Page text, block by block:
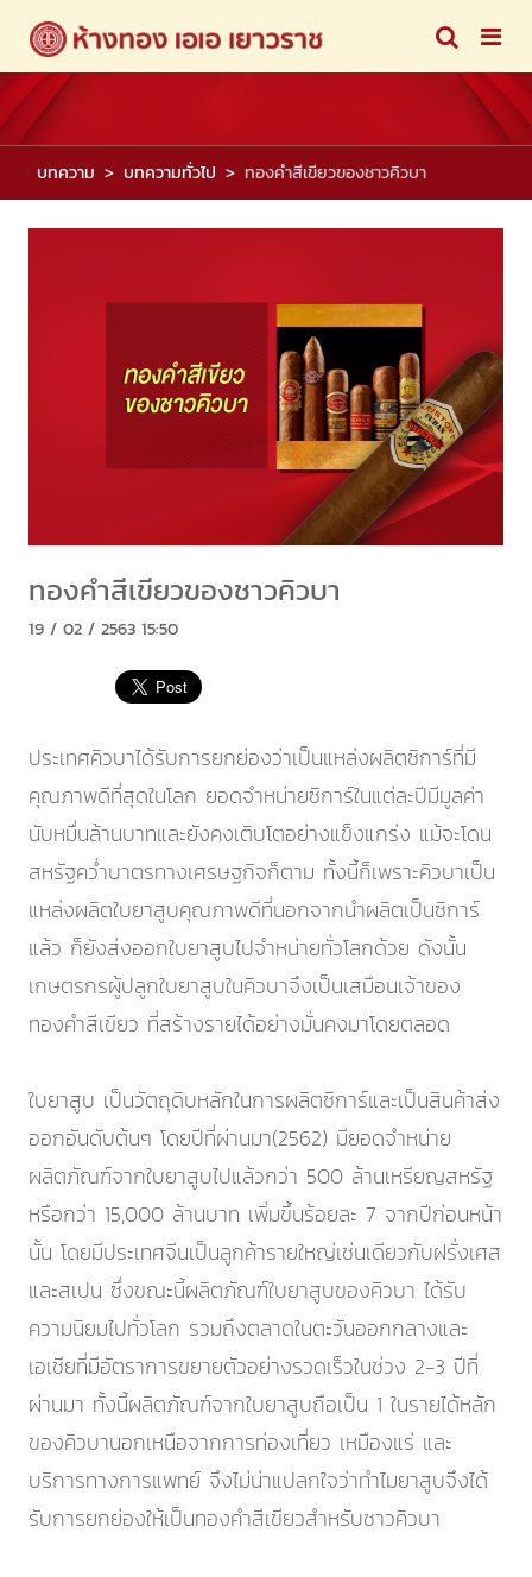
บทความ บทความทั่วไป ทองคำสีเขียวของชาวคิวบา
ทองคำสีเขียวของชาวคิวบา
19 / 02 / 2563 15:50
ประเทศคิวบาได้รับการยกย่องว่าเป็นแหล่งผลิตซิการ์ที่มี
คุณภาพดีที่สุดในโลก ยอดจำหน่ายซิการ์ในแต่ละปีมีมูลค่า
นับหมื่นล้านบาทและยังคงเติบโตอย่างแข็งแกร่ง แม้จะโดน
สหรัฐคว่ำบาตรทางเศรษฐกิจก็ตาม ทั้งนี้ก็เพราะคิวบาเป็น
แหล่งผลิตใบยาสูบคุณภาพดีที่นอกจากนำผลิตเป็นซิการ์
แล้ว ก็ยังส่งออกใบยาสูบไปจำหน่ายทั่วโลกด้วย ดังนั้น
เกษตรกรผู้ปลูกใบยาสูบในคิวบาจึงเป็นเสมือนเจ้าของ
ทองคำสีเขียว ที่สร้างรายได้อย่างมั่นคงมาโดยตลอด
ใบยาสูบ เป็นวัตถุดิบหลักในการผลิตซิการ์และเป็นสินค้าส่ง
ออกอันดับต้นๆ โดยปีที่ผ่านมา(2562) มียอดจำหน่าย
ผลิตภัณฑ์จากใบยาสูบไปแล้วกว่า 500 ล้านเหรียญสหรัฐ
หรือกว่า 15,000 ล้านบาท เพิ่มขึ้นร้อยละ 7 จากปีก่อนหน้า
นั้น โดยมีประเทศจีนเป็นลูกค้ารายใหญ่เช่นเดียวกับฝรั่งเศส
และสเปน ซึ่งขณะนี้ผลิตภัณฑ์ใบยาสูบของคิวบา ได้รับ
ความนิยมไปทั่วโลก รวมถึงตลาดในตะวันออกกลางและ
เอเชียที่มีอัตราการขยายตัวอย่างรวดเร็วในช่วง 2-3 ปีที่
ผ่านมา ทั้งนี้ผลิตภัณฑ์จากใบยาสูบถือเป็น 1 ในรายได้หลัก
ของคิวบานอกเหนือจากการท่องเที่ยว เหมืองแร่ และ
บริการทางการแพทย์ จึงไม่น่าแปลกใจว่าทำไมยาสูบจึงได้
รับการยกย่องให้เป็นทองคำสีเขียวสำหรับชาวคิวบา